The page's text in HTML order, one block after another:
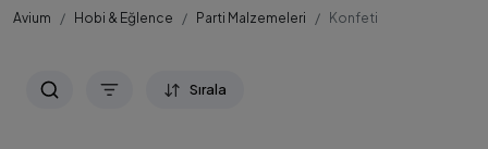
Avium Hobi & Eğlence Parti Malzemeleri Konfeti
Sırala